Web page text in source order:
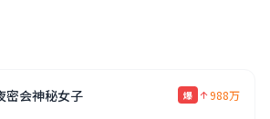
密会神秘女子 爆 988万